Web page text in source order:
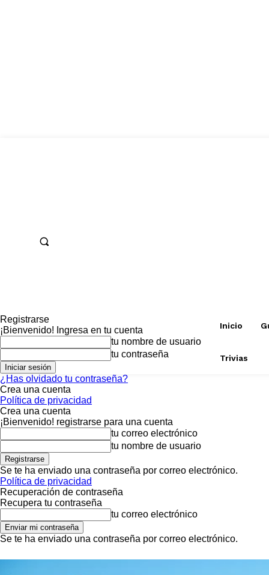
Inicio
Trivias
Registrarse
¡Bienvenido! Ingresa en tu cuenta
tu nombre de usuario
tu contraseña
¿Has olvidado tu contraseña?
Crea una cuenta
Política de privacidad
Crea una cuenta
¡Bienvenido! registrarse para una cuenta
tu correo electrónico
tu nombre de usuario
Se te ha enviado una contraseña por correo electrónico.
Política de privacidad
Recuperación de contraseña
Recupera tu contraseña
tu correo electrónico
Se te ha enviado una contraseña por correo electrónico.